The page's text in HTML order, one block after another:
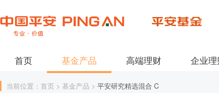
首页 基金产品 高端理财 企业
当前位置：首页 > 基金产品 > 平安研究精选混合 C